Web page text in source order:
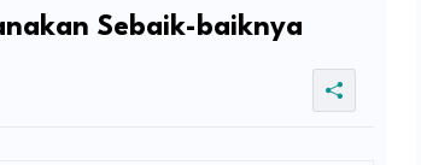
Sebaik-baiknya